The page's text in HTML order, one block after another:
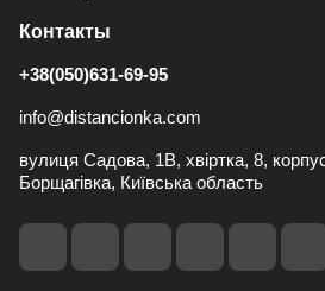
Контакты
+38(050)631-69-95
info@distancionka.com
вулиця Садова, 1В, хвіртка, 8,
Борщагівка, Київська область